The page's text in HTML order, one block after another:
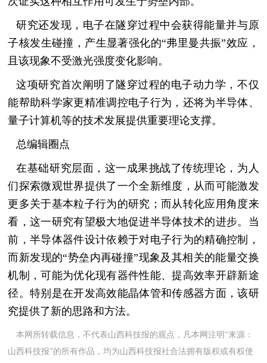
研究还发现，电子在隧穿过程中会获得能量并与原
子核发生碰撞，产生显著强化的“弗里曼共振”效应，
且该现象不受激光强度变化影响。
这项研究首次阐明了隧穿过程的电子动力学，不仅
能帮助科学家更精准调控电子行为，还将为半导体、
量子计算机等的技术发展提供重要理论支撑。
总编辑圈点
在基础研究层面，这一成果挑战了传统理论，为人
们探索微观世界提供了一个全新维度，从而可能激发
更多关于基本粒子行为的研究；而从转化应用角度来
看，这一研究有望极大地促进半导体技术的进步。当
前，半导体器件设计依赖于对电子行为的精确控制，
而新发现的“势垒内再碰撞”现象及其相关的能量交换
机制，可能为优化现有器件性能、提高效率开辟新途
径。特别是在开发高效能晶体管和传感器方面，该研
究提供了新的思路和方法。
本网所转载信息，不代表山西科技报的观点，凡本网注明“来源：
山西科技报”的所有作品，均为山西科技报社合法拥有版权或有权使